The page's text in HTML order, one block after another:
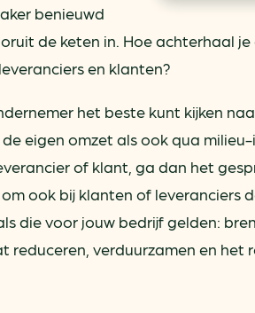
benieuwd
de keten in. Hoe achterhaal
en klanten?
het beste kunt kijken
eigen omzet als ook qua
of klant, ga dan het
ook bij klanten of leveranciers
die voor jouw bedrijf gelden:
reduceren, verduurzamen en het